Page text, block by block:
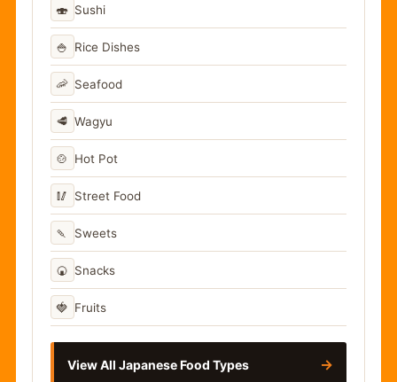
🍣 Sushi
🍚 Rice Dishes
🦐 Seafood
🥩 Wagyu
🍲 Hot Pot
🥢 Street Food
🍡 Sweets
🍘 Snacks
🍓 Fruits
View All Japanese Food Types →